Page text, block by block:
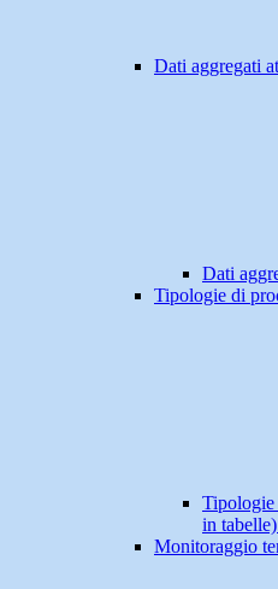
Dati aggregati
Dati
Tipologie di
Tipologie
in tabelle)
Monitoraggio